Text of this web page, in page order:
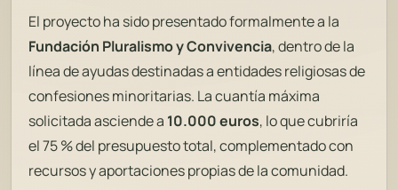
El proyecto ha sido presentado formalmente a la
Fundación Pluralismo y Convivencia, dentro de la
línea de ayudas destinadas a entidades religiosas de
confesiones minoritarias. La cuantía máxima
solicitada asciende a 10.000 euros, lo que cubriría
el 75 % del presupuesto total, complementado con
recursos y aportaciones propias de la comunidad.